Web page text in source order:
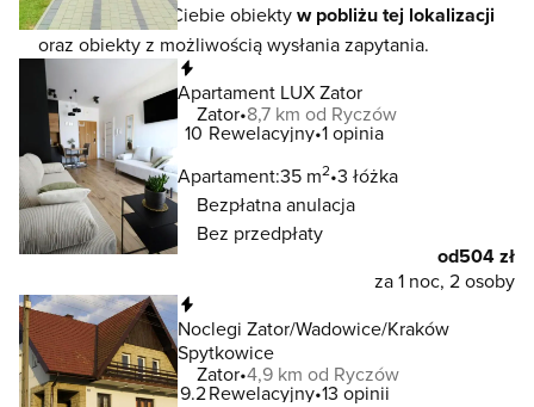
się - czekają na Ciebie obiektyw pobliżu tej lokalizacji
oraz obiekty z możliwością wysłania zapytania.
Apartament LUX Zator
Zator 8,7 km od Ryczów
10 Rewelacyjny 1 opinia
Apartament:35 m2 3 łóżka
Bezpłatna anulacja
Bez przedpłaty
od504 zł
za 1 noc, 2 osoby
Noclegi Zator/Wadowice/Kraków
Spytkowice
Zator 4,9 km od Ryczów
9.2Rewelacyjny 13 opinii